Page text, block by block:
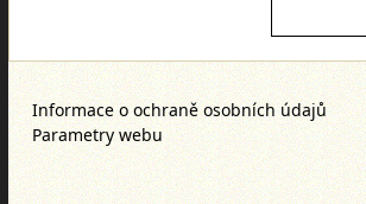
Informace o ochraně osobních údajů
Parametry webu